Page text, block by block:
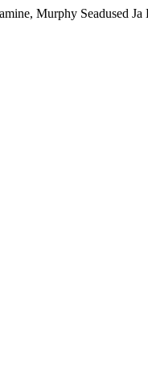
Murphy Seadused